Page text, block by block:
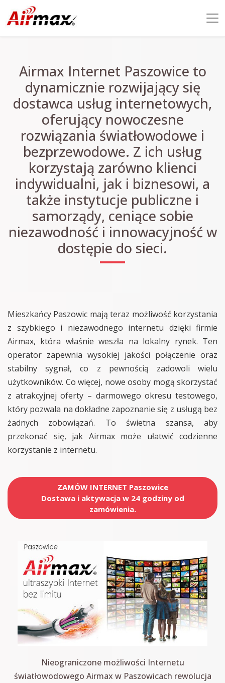
Airmax Internet Paszowice to
dynamicznie rozwijający się
dostawca usług internetowych,
oferujący nowoczesne
rozwiązania światłowodowe i
bezprzewodowe. Z ich usług
korzystają zarówno klienci
indywidualni, jak i biznesowi, a
także instytucje publiczne i
samorządy, ceniące sobie
niezawodność i innowacyjność w
dostępie do sieci.
Mieszkańcy Paszowic mają teraz możliwość korzystania
z szybkiego i niezawodnego internetu dzięki firmie
Airmax, która właśnie weszła na lokalny rynek. Ten
operator zapewnia wysokiej jakości połączenie oraz
stabilny sygnał, co z pewnością zadowoli wielu
użytkowników. Co więcej, nowe osoby mogą skorzystać
z atrakcyjnej oferty – darmowego okresu testowego,
który pozwala na dokładne zapoznanie się z usługą bez
żadnych zobowiązań. To świetna szansa, aby
przekonać się, jak Airmax może ułatwić codzienne
korzystanie z internetu.
ZAMÓW INTERNET Paszowice
Dostawa i aktywacja w 24 godziny od
zamówienia.
Nieograniczone możliwości Internetu
światłowodowego Airmax w Paszowicach rewolucja